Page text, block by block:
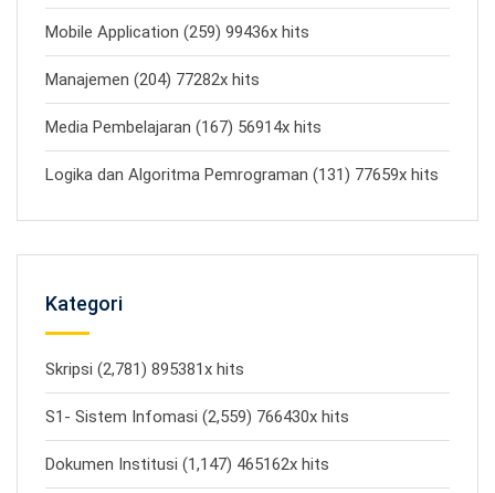
Mobile Application (259) 99436x hits
Manajemen (204) 77282x hits
Media Pembelajaran (167) 56914x hits
Logika dan Algoritma Pemrograman (131) 77659x hits
Kategori
Skripsi (2,781) 895381x hits
S1- Sistem Infomasi (2,559) 766430x hits
Dokumen Institusi (1,147) 465162x hits